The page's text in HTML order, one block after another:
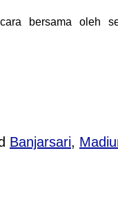
bersama oleh
Banjarsari,